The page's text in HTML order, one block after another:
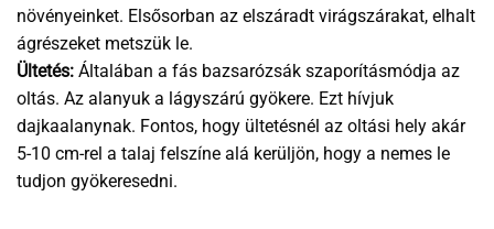
növényeinket. Elsősorban az elszáradt virágszárakat, elhalt
ágrészeket metszük le.
Ültetés: Általában a fás bazsarózsák szaporításmódja az
oltás. Az alanyuk a lágyszárú gyökere. Ezt hívjuk
dajkaalanynak. Fontos, hogy ültetésnél az oltási hely akár
5-10 cm-rel a talaj felszíne alá kerüljön, hogy a nemes le
tudjon gyökeresedni.